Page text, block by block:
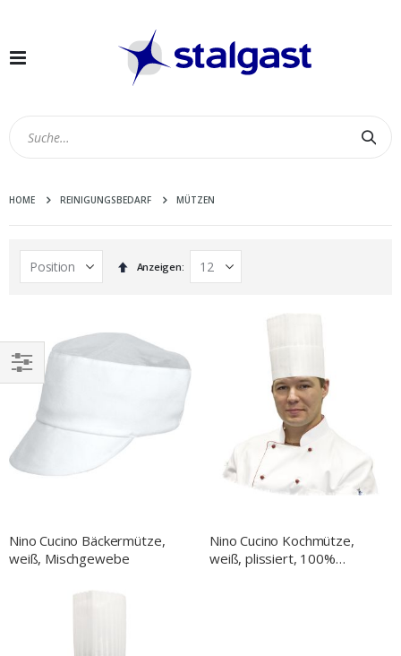
Navigation
HOME REINIGUNGSBEDARF MÜTZEN
In
absteigender
Anzeigen
Nino Cucino Bäckermütze,
weiß, Mischgewebe
Nino Cucino Kochmütze,
weiß, plissiert, 100%
EINKAUFEN
NACH